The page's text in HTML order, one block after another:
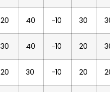
20 40 -10 30
30 40 -10 20
20 30 -10 20